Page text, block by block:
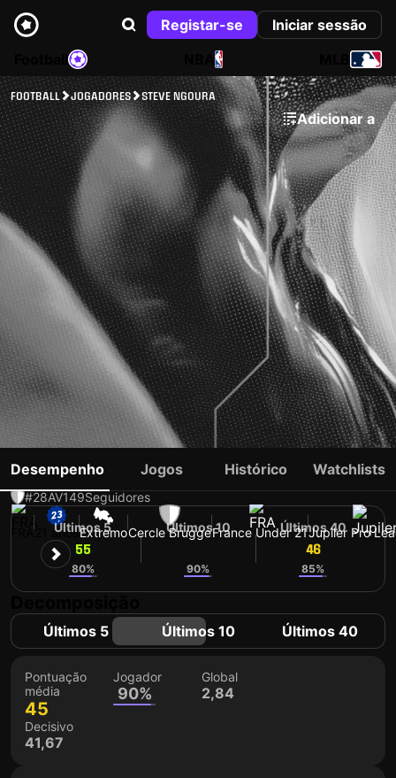
Registar-se
Iniciar sessão
NBA
FOOTBALL JOGADORES STEVE NGOURA
Adicionar a
STEVE NGOURA
#28AV149Seguidores
21 anosExtremoCercle BruggeFrance Under 21Jupiler Pro
Desempenho Jogos Histórico Watchlists
Últimos 5
55
80%
Últimos 10
90%
Últimos 40
46
85%
Últimos 5 Últimos 10 Últimos 40
Pontuação
média
45
Jogador
90%
Global
2,84
Decisivo
41,67